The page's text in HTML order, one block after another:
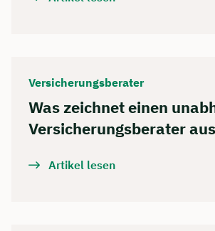
Versicherungsberater
Was zeichnet einen
Versicherungsberater
Artikel lesen